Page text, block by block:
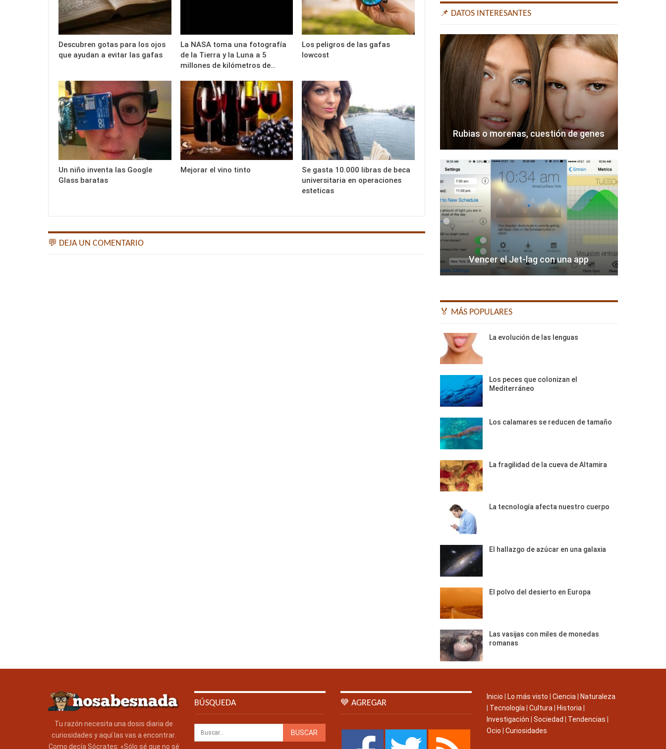
Descubren gotas para los ojos
que ayudan a evitar las gafas
La NASA toma una fotografía
de la Tierra y la Luna a 5
millones de kilómetros de…
Los peligros de las gafas
lowcost
Un niño inventa las Google
Glass baratas
Mejorar el vino tinto
Se gasta 10.000 libras de beca
universitaria en operaciones
esteticas
💬 DEJA UN COMENTARIO
📌 DATOS INTERESANTES
Rubias o morenas, cuestión de genes
Vencer el Jet-lag con una app
🏅 MÁS POPULARES
La evolución de las lenguas
Los peces que colonizan el
Mediterráneo
Los calamares se reducen de tamaño
La fragilidad de la cueva de Altamira
La tecnología afecta nuestro cuerpo
El hallazgo de azúcar en una galaxia
El polvo del desierto en Europa
Las vasijas con miles de monedas
romanas
Tu razón necesita una dosis diaria de
curiosidades y aquí las vas a encontrar.
Como decía Sócrates: «Sólo sé que no sé
BÚSQUEDA 💙 AGREGAR
Inicio Lo más visto Ciencia
Naturaleza
Tecnología Cultura Historia
Investigación
Sociedad Tendencias
Ocio
Curiosidades